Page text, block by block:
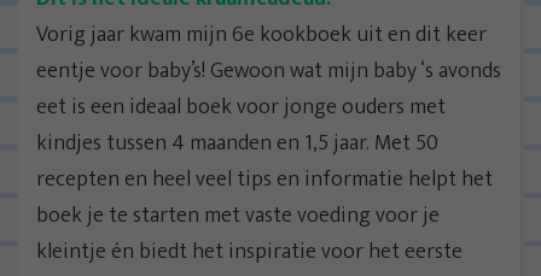
Vorig jaar kwam mijn 6e kookboek uit en dit keer
eentje voor baby’s! Gewoon wat mijn baby ‘s avonds
eet is een ideaal boek voor jonge ouders met
kindjes tussen 4 maanden en 1,5 jaar. Met 50
recepten en heel veel tips en informatie helpt het
boek je te starten met vaste voeding voor je
kleintje én biedt het inspiratie voor het eerste